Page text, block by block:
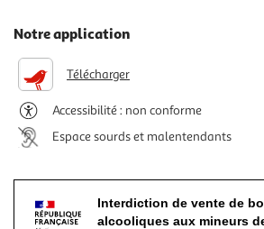
Notre application
Télécharger
Accessibilité : non conforme
Espace sourds et malentendants
Interdiction de vente de
alcooliques aux mineurs